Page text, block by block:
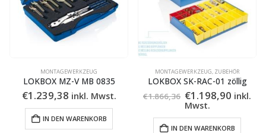
MONTAGEWERKZEUG
LOKBOX MZ-V MB 0835
€1.239,38 inkl. Mwst.
IN DEN WARENKORB
MONTAGEWERKZEUG, ZUBEHÖR
LOKBOX SK-RAC-01 zöllig
€1.866,36 Ursprünglicher
Preis
war:
€1.866,36
€1.198,90
Preis
inkl.
Mwst.
IN DEN WARENKORB